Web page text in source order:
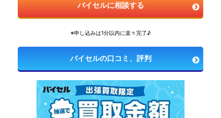
バイセルに相談する
※申し込みは1分以内に楽々完了♪
バイセルの口コミ、評判